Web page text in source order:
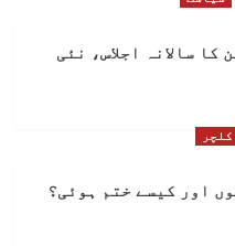
سالانہ اجلاس، نئی
کلچر
اور کیسے ختم ہوئی؟